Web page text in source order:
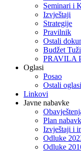
Seminari i
Izvještaji
Strategije
Pravilnik
Ostali
Budžet
PRAVILA
Oglasi
Posao
Ostali oglasi
Linkovi
Javne nabavke
Plan
Izvještaji i
Odluke
Odluke